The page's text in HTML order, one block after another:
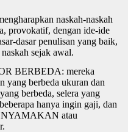
naskah-naskah
provokatif, dengan ide-ide
dasar penulisan yang baik,
sejak awal.
BERBEDA: mereka
yang berbeda ukuran dan
berbeda, selera yang
hanya ingin gaji, dan
atau